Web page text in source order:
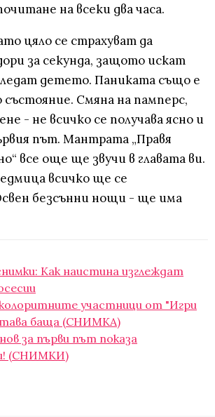
на всеки два часа.
цяло се страхуват да
за секунда, защото искат
детето. Паниката също е
Смяна на памперс,
- не всичко се получава ясно и
път. Мантрата „Правя
все още ще звучи в главата ви.
всичко ще се
безсънни нощи - ще има
Как наистина изглеждат
участници от "Игри
баща (СНИМКА)
за първи път показа
(СНИМКИ)